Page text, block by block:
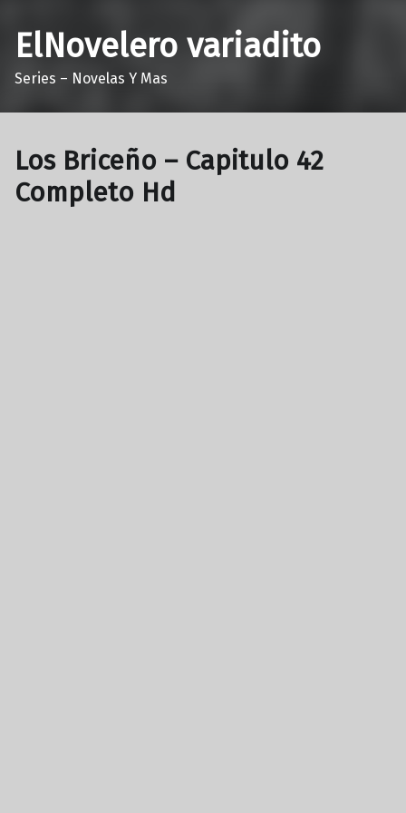
ElNovelero variadito
Series – Novelas Y Mas
Los Briceño – Capitulo 42
Completo Hd